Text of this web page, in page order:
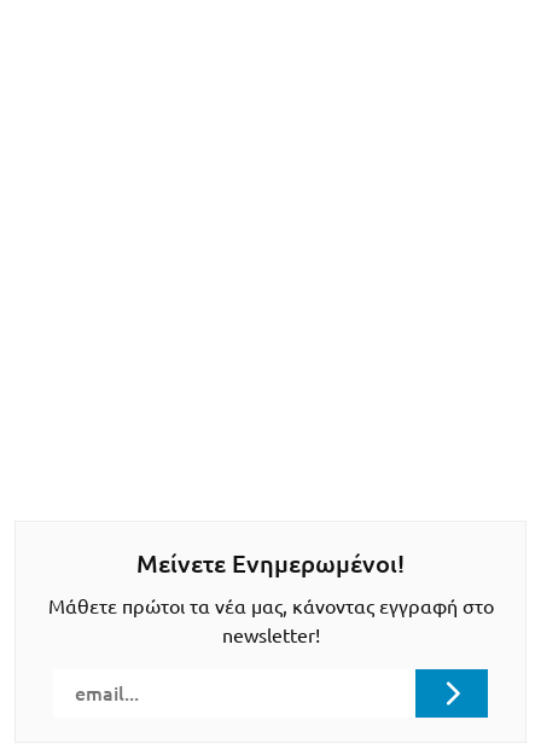
Μείνετε Ενημερωμένοι!
Μάθετε πρώτοι τα νέα μας, κάνοντας εγγραφή στο
newsletter!